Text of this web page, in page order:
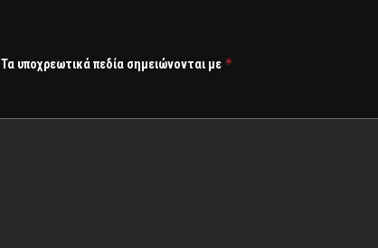
Τα υποχρεωτικά πεδία σημειώνονται με *